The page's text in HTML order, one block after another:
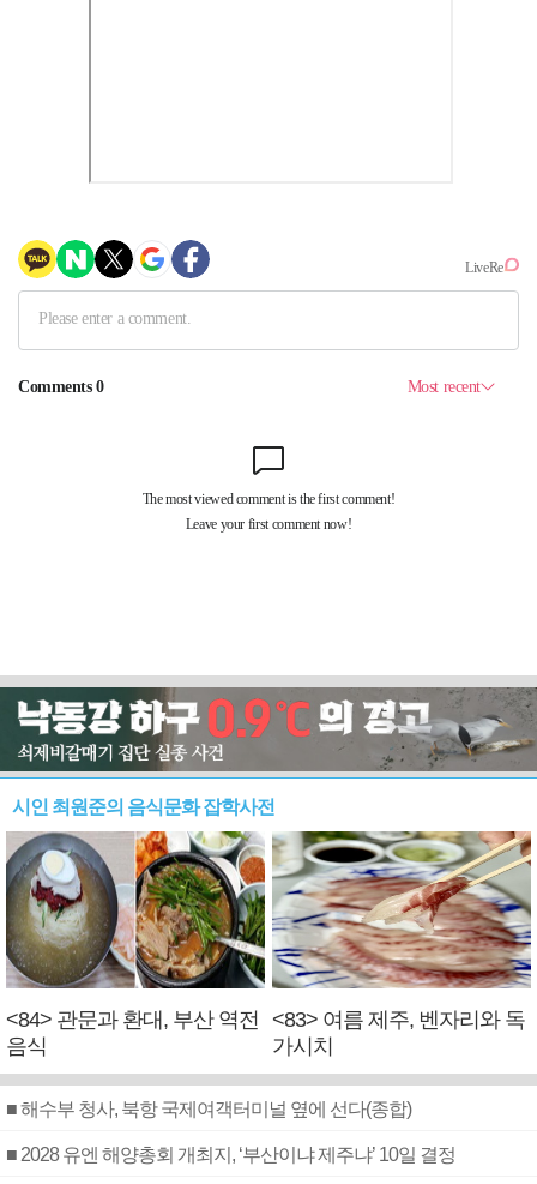
시인 최원준의 음식문화 잡학사전
<84> 관문과 환대, 부산 역전
음식
<83> 여름 제주, 벤자리와 독
가시치
■ 해수부 청사, 북항 국제여객터미널 옆에 선다(종합)
■ 2028 유엔 해양총회 개최지, ‘부산이냐 제주냐’ 10일 결정